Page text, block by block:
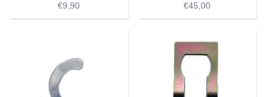
€9,90 €45,00